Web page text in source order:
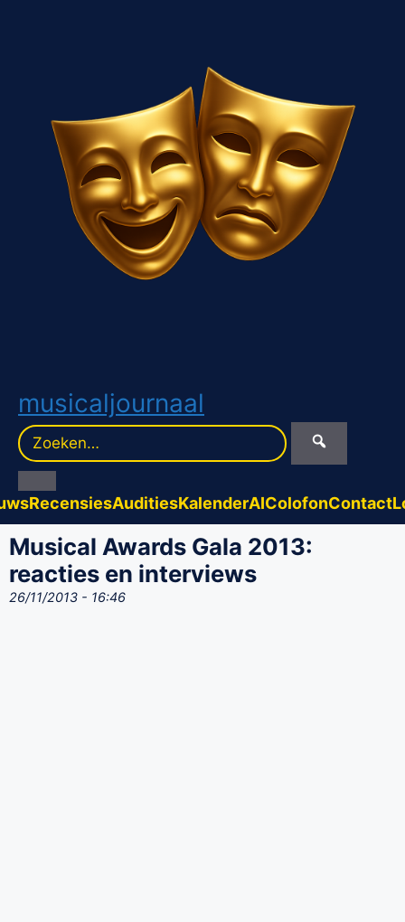
musicaljournaal
Zoek
naar:
RecensiesAuditiesKalenderAIColofonContact
Musical Awards Gala 2013:
reacties en interviews
26/11/2013 - 16:46